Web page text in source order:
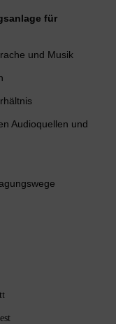
für
und Musik
Audioquellen und